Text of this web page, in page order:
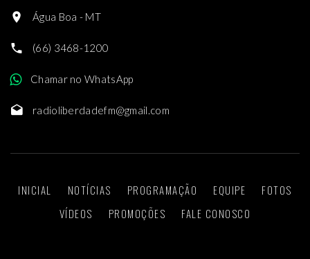
Água Boa - MT
(66) 3468-1200
Chamar no WhatsApp
radioliberdadefm@gmail.com
INICIAL NOTÍCIAS PROGRAMAÇÃO EQUIPE
FOTOS
VÍDEOS
PROMOÇÕES FALE CONOSCO